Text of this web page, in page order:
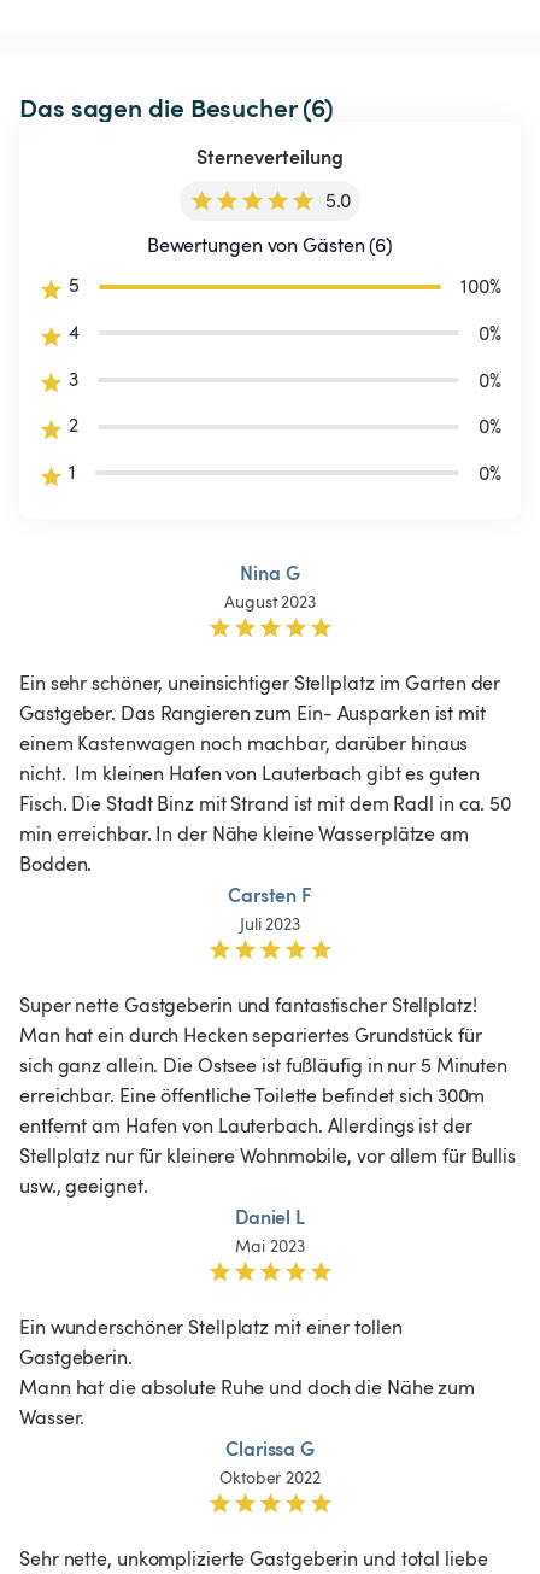
Das sagen die Besucher (6)
Sterneverteilung
5.0
Bewertungen von Gästen (6)
5
100%
4
0%
3
0%
2
0%
1
0%
Nina G
August 2023
Ein sehr schöner, uneinsichtiger Stellplatz im Garten der
Gastgeber. Das Rangieren zum Ein- Ausparken ist mit
einem Kastenwagen noch machbar, darüber hinaus
nicht.  Im kleinen Hafen von Lauterbach gibt es guten
Fisch. Die Stadt Binz mit Strand ist mit dem Radl in ca. 50
min erreichbar. In der Nähe kleine Wasserplätze am
Bodden.
Carsten F
Juli 2023
Super nette Gastgeberin und fantastischer Stellplatz!
Man hat ein durch Hecken separiertes Grundstück für
sich ganz allein. Die Ostsee ist fußläufig in nur 5 Minuten
erreichbar. Eine öffentliche Toilette befindet sich 300m
entfernt am Hafen von Lauterbach. Allerdings ist der
Stellplatz nur für kleinere Wohnmobile, vor allem für Bullis
usw., geeignet.
Daniel L
Mai 2023
Ein wunderschöner Stellplatz mit einer tollen
Gastgeberin.
Mann hat die absolute Ruhe und doch die Nähe zum
Wasser.
Clarissa G
Oktober 2022
Sehr nette, unkomplizierte Gastgeberin und total liebe